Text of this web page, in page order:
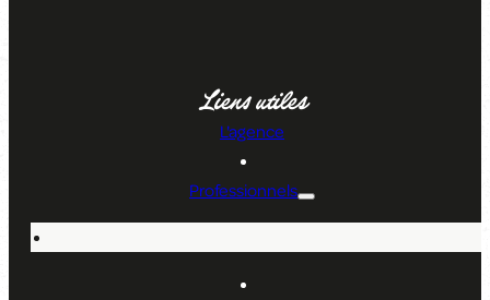
Liens utiles
L'agence
Professionnels